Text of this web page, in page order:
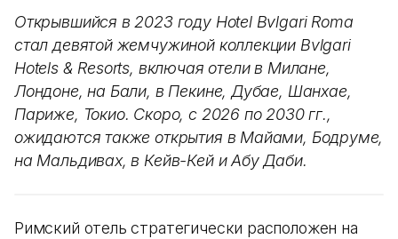
Открывшийся в 2023 году Hotel Bvlgari Roma
стал девятой жемчужиной коллекции Bvlgari
Hotels & Resorts, включая отели в Милане,
Лондоне, на Бали, в Пекине, Дубае, Шанхае,
Париже, Токио. Скоро, с 2026 по 2030 гг.,
ожидаются также открытия в Майами, Бодруме,
на Мальдивах, в Кейв-Кей и Абу Даби.
Римский отель стратегически расположен на